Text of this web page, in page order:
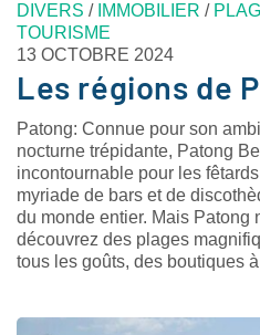
DIVERS / IMMOBILIER /
TOURISME
13 OCTOBRE 2024
Les régions de
Patong: Connue pour son
nocturne trépidante, Patong
incontournable pour les
myriade de bars et de
du monde entier. Mais Patong
découvrez des plages
tous les goûts, des boutiques